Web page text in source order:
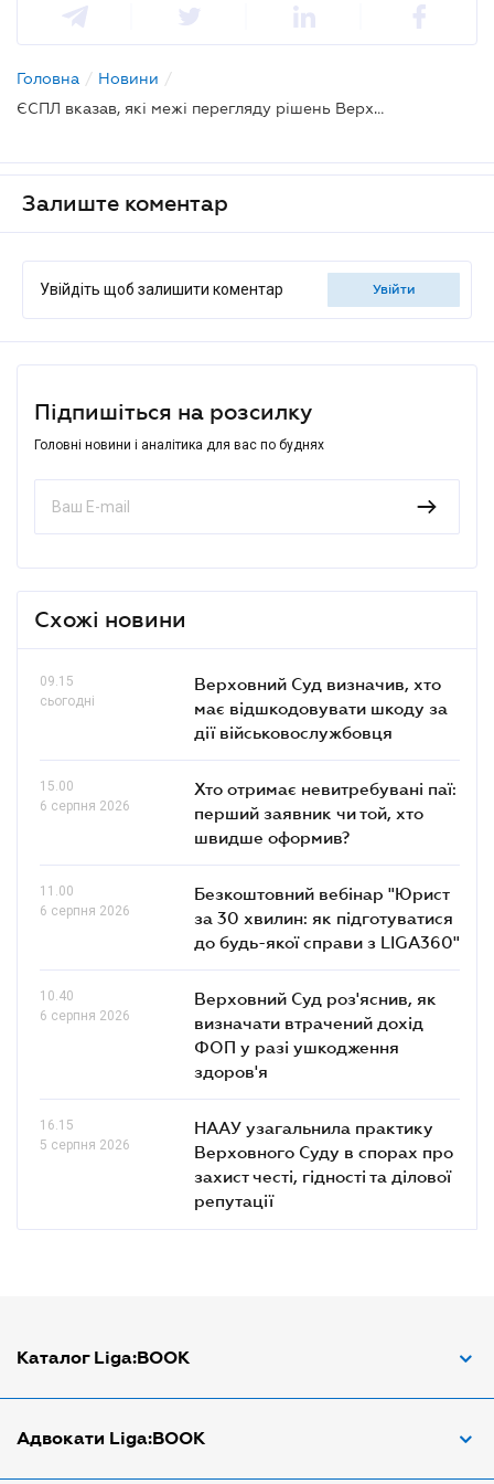
Головна / Новини /
ЄСПЛ вказав, які межі перегляду рішень Верховним Судом
Залиште коментар
Увійдіть щоб залишити коментар увійти
Підпишіться на розсилку
Головні новини і аналітика для вас по буднях
Схожі новини
09.15
сьогодні
Верховний Суд визначив, хто
має відшкодовувати шкоду за
дії військовослужбовця
15.00
6 серпня 2026
Хто отримає невитребувані паї:
перший заявник чи той, хто
швидше оформив?
11.00
6 серпня 2026
Безкоштовний вебінар "Юрист
за 30 хвилин: як підготуватися
до будь-якої справи з LIGA360"
10.40
6 серпня 2026
Верховний Суд роз'яснив, як
визначати втрачений дохід
ФОП у разі ушкодження
здоров'я
16.15
5 серпня 2026
НААУ узагальнила практику
Верховного Суду в спорах про
захист честі, гідності та ділової
репутації
Каталог Liga:BOOK
Адвокат по ДТП
Адвокати Liga:BOOK